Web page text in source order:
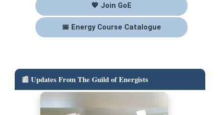
💖 Join GoE
📅 Energy Course Catalogue
📰 Updates From The Guild of Energists